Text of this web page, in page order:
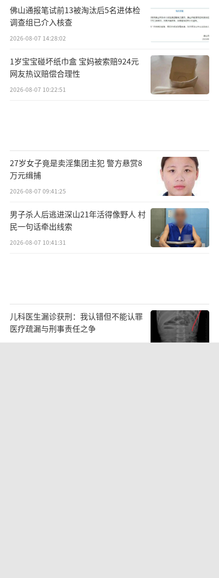
佛山通报笔试前13被淘汰后5名进体检
调查组已介入核查
2026-08-07 14:28:02
1岁宝宝碰坏纸巾盒 宝妈被索赔924元
网友热议赔偿合理性
2026-08-07 10:22:51
27岁女子竟是卖淫集团主犯 警方悬赏8
万元缉捕
2026-08-07 09:41:25
男子杀人后逃进深山21年活得像野人 村
民一句话牵出线索
2026-08-07 10:41:31
儿科医生漏诊获刑：我认错但不能认罪
医疗疏漏与刑事责任之争
2026-08-06 13:45:15